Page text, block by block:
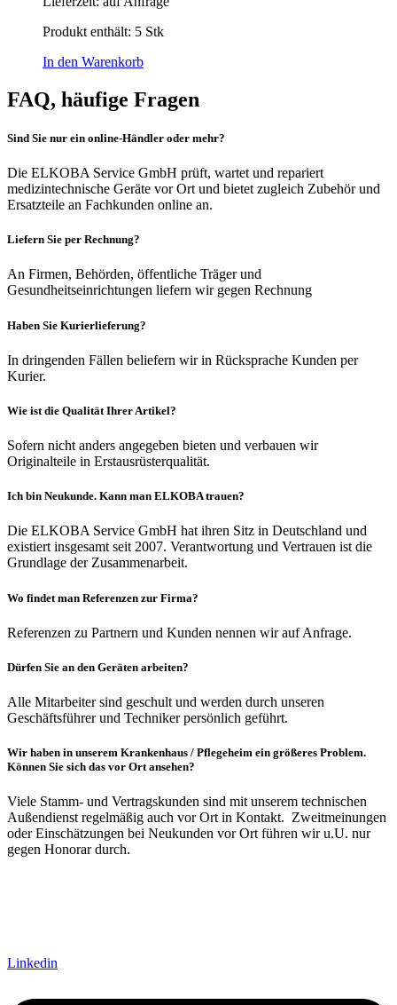
Produkt enthält: 5 Stk
In den Warenkorb
FAQ, häufige Fragen
Sind Sie nur ein online-Händler oder mehr?
Die ELKOBA Service GmbH prüft, wartet und repariert
medizintechnische Geräte vor Ort und bietet zugleich Zubehör und
Ersatzteile an Fachkunden online an.
Liefern Sie per Rechnung?
An Firmen, Behörden, öffentliche Träger und
Gesundheitseinrichtungen liefern wir gegen Rechnung
Haben Sie Kurierlieferung?
In dringenden Fällen beliefern wir in Rücksprache Kunden per
Kurier.
Wie ist die Qualität Ihrer Artikel?
Sofern nicht anders angegeben bieten und verbauen wir
Originalteile in Erstausrüsterqualität.
Ich bin Neukunde. Kann man ELKOBA trauen?
Die ELKOBA Service GmbH hat ihren Sitz in Deutschland und
existiert insgesamt seit 2007. Verantwortung und Vertrauen ist die
Grundlage der Zusammenarbeit.
Wo findet man Referenzen zur Firma?
Referenzen zu Partnern und Kunden nennen wir auf Anfrage.
Dürfen Sie an den Geräten arbeiten?
Alle Mitarbeiter sind geschult und werden durch unseren
Geschäftsführer und Techniker persönlich geführt.
Wir haben in unserem Krankenhaus / Pflegeheim ein größeres Problem.
Können Sie sich das vor Ort ansehen?
Viele Stamm- und Vertragskunden sind mit unserem technischen
Außendienst regelmäßig auch vor Ort in Kontakt. Zweitmeinungen
oder Einschätzungen bei Neukunden vor Ort führen wir u.U. nur
gegen Honorar durch.
Linkedin